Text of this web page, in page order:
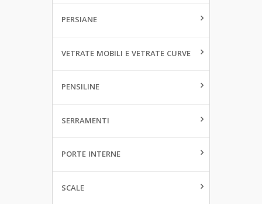
PERSIANE
VETRATE MOBILI E VETRATE CURVE
PENSILINE
SERRAMENTI
PORTE INTERNE
SCALE